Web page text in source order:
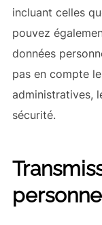
incluant celles
pouvez
données
pas en compte
administratives,
sécurité.